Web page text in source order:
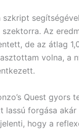
szkript
Az
de az átlag
volna, a
Quest
lassú forgása
hogy a